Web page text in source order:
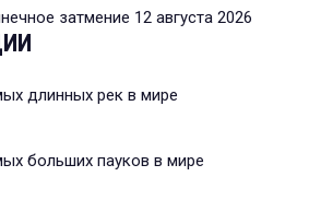
затмение 12 августа 2026
длинных рек в мире
больших пауков в мире